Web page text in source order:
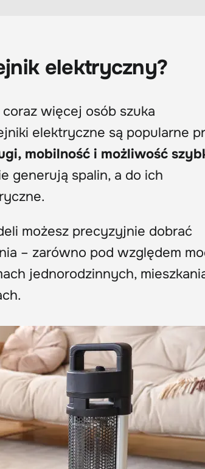
elektryczny?
więcej osób szuka
elektryczne są popularne
mobilność i możliwość
generują spalin, a do ich
możesz precyzyjnie dobrać
– zarówno pod względem
jednorodzinnych,